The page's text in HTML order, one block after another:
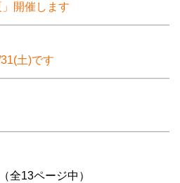
開催します
土)です
全13ページ中）